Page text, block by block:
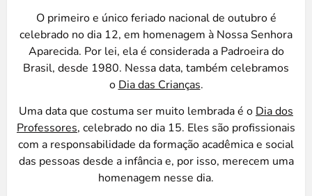
O primeiro e único feriado nacional de outubro é
celebrado no dia 12, em homenagem à Nossa Senhora
Aparecida. Por lei, ela é considerada a Padroeira do
Brasil, desde 1980. Nessa data, também celebramos
o Dia das Crianças.
Uma data que costuma ser muito lembrada é o Dia dos
Professores, celebrado no dia 15. Eles são profissionais
com a responsabilidade da formação acadêmica e social
das pessoas desde a infância e, por isso, merecem uma
homenagem nesse dia.